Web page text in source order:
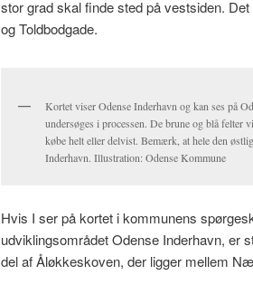
stor grad skal finde sted på vestsiden.
og Toldbodgade.
Kortet viser Odense Inderhavn og kan ses på
undersøges i processen. De brune og blå felter
købe helt eller delvist. Bemærk, at hele den
Inderhavn. Illustration: Odense Kommune
Hvis I ser på kortet i kommunens
udviklingsområdet Odense Inderhavn, er
del af Åløkkeskoven, der ligger mellem